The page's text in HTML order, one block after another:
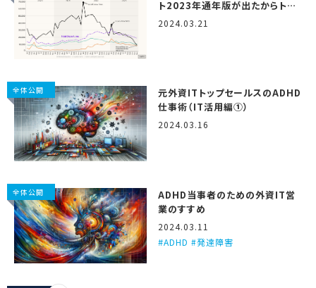
ト2023年通年版が出たからトミ
オが翻訳しつつ解説するで！
2024.03.21
全体公開
元外資ITトップセールスのADHD
仕事術（IT活用編①）
2024.03.16
全体公開
ADHD当事者のための外資IT営
業のすすめ
2024.03.11
ADHD #発達障害